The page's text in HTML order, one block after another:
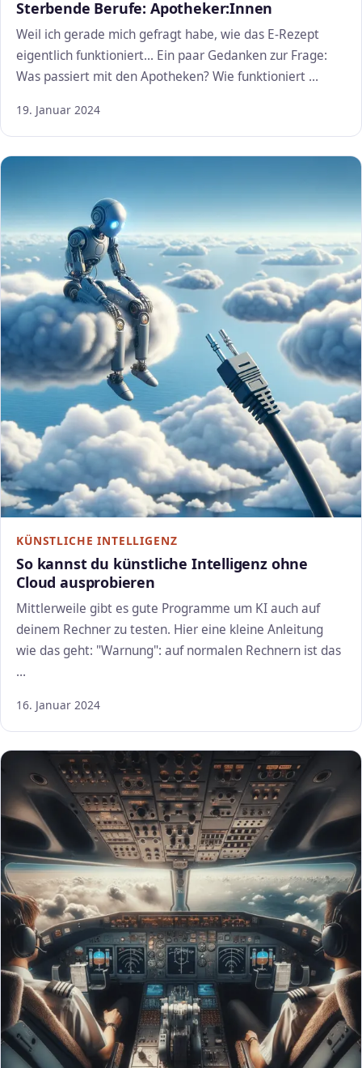
Sterbende Berufe: Apotheker:Innen
Weil ich gerade mich gefragt habe, wie das E-Rezept
eigentlich funktioniert... Ein paar Gedanken zur Frage:
Was passiert mit den Apotheken? Wie funktioniert …
19. Januar 2024
KÜNSTLICHE INTELLIGENZ
So kannst du künstliche Intelligenz ohne
Cloud ausprobieren
Mittlerweile gibt es gute Programme um KI auch auf
deinem Rechner zu testen. Hier eine kleine Anleitung
wie das geht: "Warnung": auf normalen Rechnern ist das
…
16. Januar 2024